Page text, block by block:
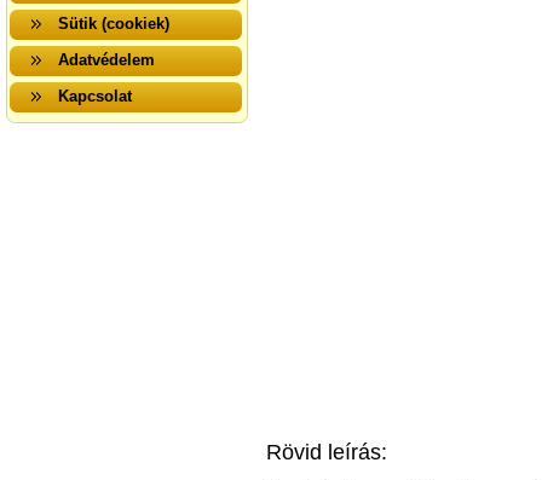
Sütik (cookiek)
Adatvédelem
Kapcsolat
Rövid leírás: